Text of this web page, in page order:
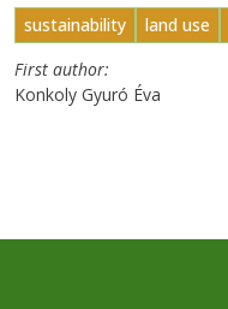
sustainability
land use
First author
Konkoly Gyuró Éva